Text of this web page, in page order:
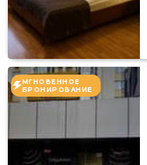
МГНОВЕННОЕ
БРОНИРОВАНИЕ